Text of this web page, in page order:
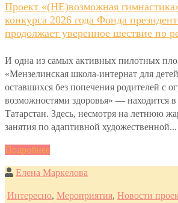
Проект «(НЕ)возможная
конкурса 2026 года Фонда
продолжает уверенное шествие по
И одна из самых активных пилотных
«Мензелинская школа-интернат для
оставшихся без попечения родителей с
возможностями здоровья» — находится
Татарстан. Здесь, несмотря на летнюю
занятия по адаптивной художественной...
Подробнее
Елена Маркелова
Интересно, Мероприятия, Новости